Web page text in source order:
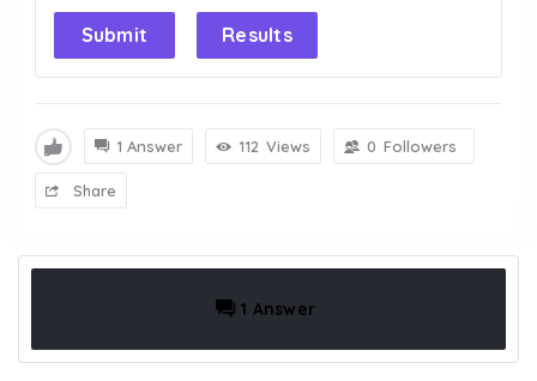
Submit Results
1 Answer 112 Views 0 Followers
Share
1 Answer